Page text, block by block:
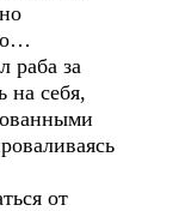
раба за
на себя,
от